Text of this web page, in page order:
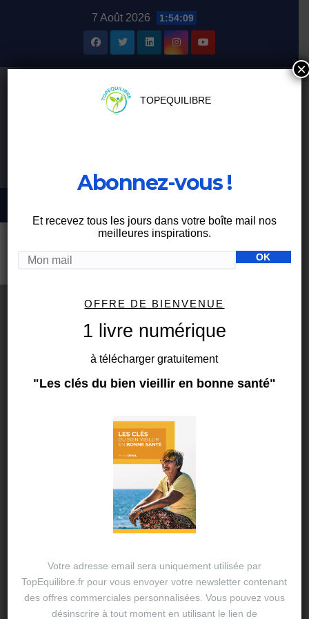
7 Août 2026 1:54:10
Étiquette :
THIERRY DUVAL
Synergie aromatiques Les nombreuses vertus des
huiles essentielles sont aujourd’hui reconnues pour
apporter un bien-être ou une réponse à un problème
de santé. Obtenues par pression à froid afin de…
BIEN-ÊTRE
TOPEQUILIBRE
Abonnez-vous !
Et recevez tous les jours dans votre boîte mail nos
meilleures inspirations.
OFFRE DE BIENVENUE
1 livre numérique
à télécharger gratuitement
"Les clés du bien vieillir en bonne santé"
Votre adresse email sera uniquement utilisée par
TopEquilibre.fr pour vous envoyer votre newsletter contenant
des offres commerciales personnalisées. Vous pouvez vous
désinscrire à tout moment en utilisant le lien de
×